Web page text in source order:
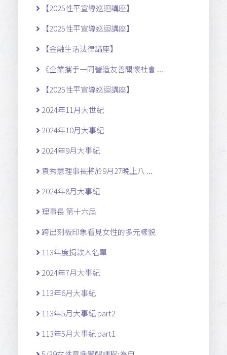
【2025性平宣導巡迴講座】
【2025性平宣導巡迴講座】
【金融生活法律講座】
《企業攜手一同營造友善關懷社會 ...
【2025性平宣導巡迴講座】
2024年11月大世紀
2024年10月大事紀
2024年9月大事紀
袁秀慧理事長將於9月27晚上八 ...
2024年8月大事紀
理事長 第十六屆
跨出刻板印象看見女性的多元樣貌
113年度捐款人名單
2024年7月大事紀
113年6月大事紀
113年5月大事紀 part2
113年5月大事紀 part1